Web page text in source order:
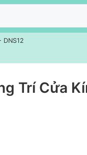
DNS12
Trí Cửa